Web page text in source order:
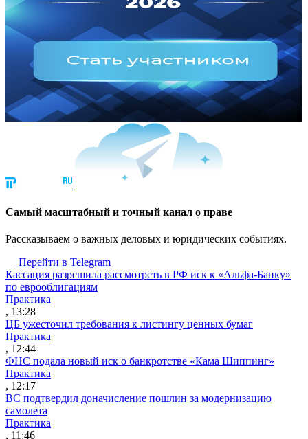
Cамый масштабный и точный канал о праве
Рассказываем о важных деловых и юридических событиях.
Перейти в Telegram
Кассация разрешила рассмотреть в РФ иск к «Альфа-Банку»
по еврооблигациям
Практика
, 13:28
ЦБ ужесточил требования к листингу ценных бумаг
Практика
, 12:44
ФНС подала новый иск о банкротстве «Кама Шиппинг»
Практика
, 12:17
ВС подтвердил доначисление пошлин за модернизацию
самолета
Практика
, 11:46